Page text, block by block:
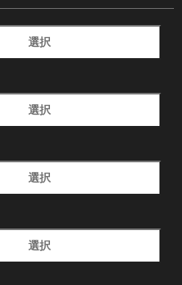
選択
選択
選択
選択